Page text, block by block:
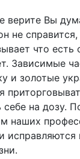
верите Вы
не
что есть
Зависимые
и золотые
на дозу.
наших
исправляются